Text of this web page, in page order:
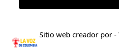
Sitio web creador por